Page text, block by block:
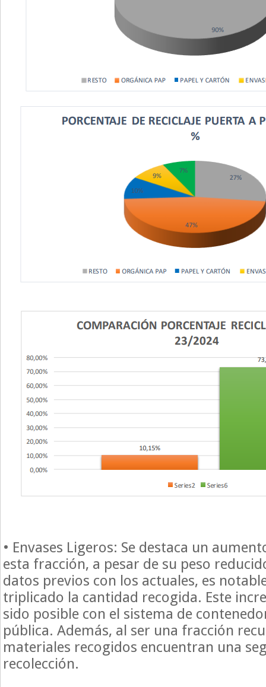
• Envases Ligeros: Se destaca un
esta fracción, a pesar de su peso
datos previos con los actuales, es
triplicado la cantidad recogida. Este
sido posible con el sistema de
pública. Además, al ser una fracción
materiales recogidos encuentran una
recolección.